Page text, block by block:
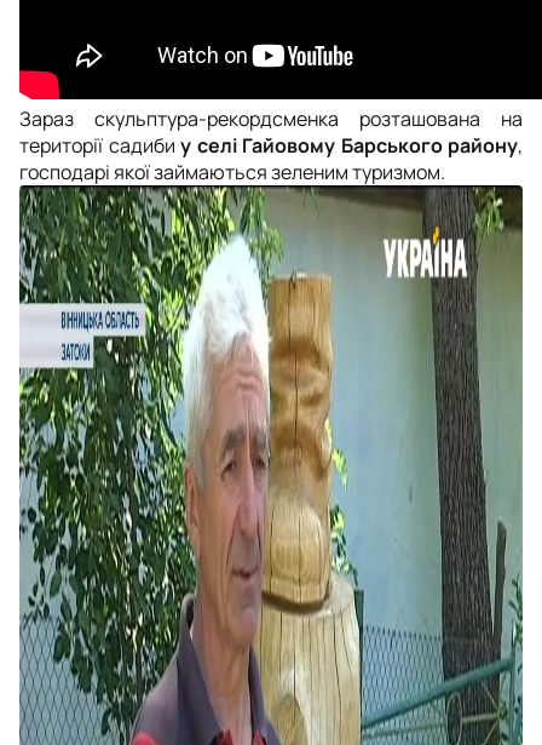
Зараз скульптура-рекордсменка розташована на
території садиби у селі Гайовому Барського району,
господарі якої займаються зеленим туризмом.